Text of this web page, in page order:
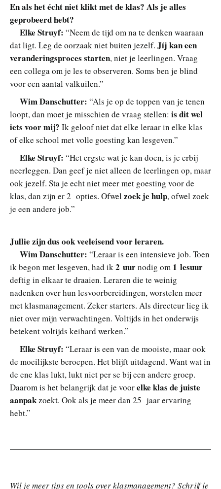
En als het écht niet klikt met de klas? Als je alles
geprobeerd hebt?
Elke Struyf: “Neem de tijd om na te denken waaraan
dat ligt. Leg de oorzaak niet buiten jezelf. Jíj kan een
veranderingsproces starten, niet je leerlingen. Vraag
een collega om je les te observeren. Soms ben je blind
voor een aantal valkuilen.”
Wim Danschutter: “Als je op de toppen van je tenen
loopt, dan moet je misschien de vraag stellen: is dit wel
iets voor mij? Ik geloof niet dat elke leraar in elke klas
of elke school met volle goesting kan lesgeven.”
Elke Struyf: “Het ergste wat je kan doen, is je erbij
neerleggen. Dan geef je niet alleen de leerlingen op, maar
ook jezelf. Sta je echt niet meer met goesting voor de
klas, dan zijn er 2 opties. Ofwel zoek je hulp, ofwel zoek
je een andere job.”
Jullie zijn dus ook veeleisend voor leraren.
Wim Danschutter: “Leraar is een intensieve job. Toen
ik begon met lesgeven, had ik2 uurnodig om 1 lesuur
deftig in elkaar te draaien. Leraren die te weinig
nadenken over hun lesvoorbereidingen, worstelen meer
met klasmanagement. Zeker starters. Als directeur lieg ik
niet over mijn verwachtingen. Voltijds in het onderwijs
betekent voltijds keihard werken.”
Elke Struyf: “Leraar is een van de mooiste, maar ook
de moeilijkste beroepen. Het blijft uitdagend. Want wat in
de ene klas lukt, lukt niet per se bij een andere groep.
Daarom is het belangrijk dat je voorelke klas de juiste
aanpakzoekt. Ook als je meer dan 25 jaar ervaring
hebt.”
Wil je meer tips en tools over klasmanagement? Schrijf je